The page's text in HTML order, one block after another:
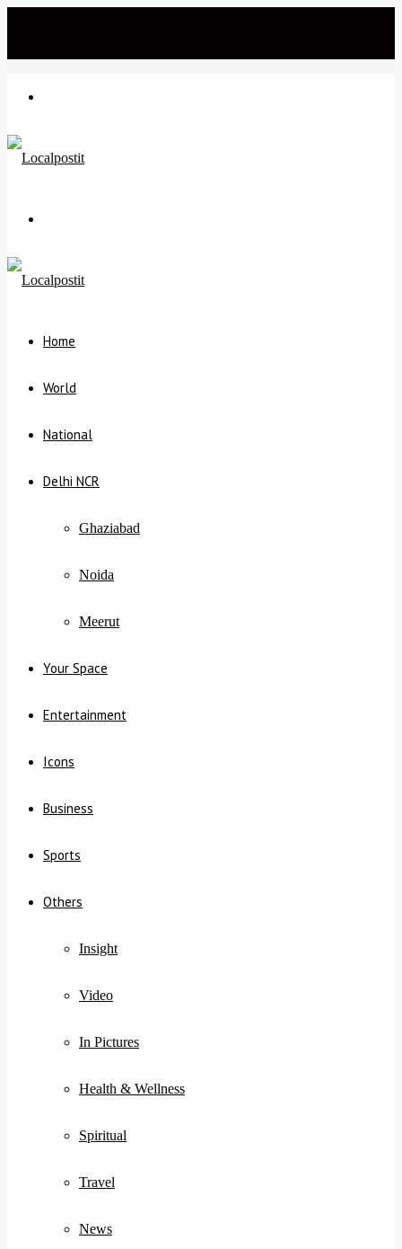
Home
World
National
Delhi NCR
Ghaziabad
Noida
Meerut
Your Space
Entertainment
Icons
Business
Sports
Others
Insight
Video
In Pictures
Health & Wellness
Spiritual
Travel
News